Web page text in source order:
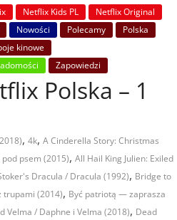
Netflix Kids PL
Netflix Original
Nowości Polecamy
Polska
kinowe
Zapowiedzi
Polska – 1
, 4k, A Cinderella Story: Christmas
psem (2015), All Hail King Julien: Exiled
Dracula / Dracula (1992), Bridge to
trupami (2014), Być patriotą — zaprasza
Velma / Daphne i Velma (2018), Dead